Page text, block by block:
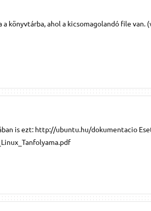
könyvtárba, ahol a kicsomagolandó file van.
is ezt: http://ubuntu.hu/dokumentacio